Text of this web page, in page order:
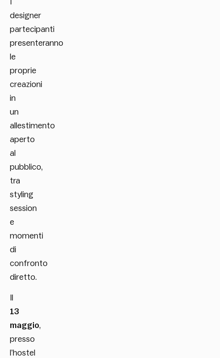
designer
partecipanti
presenteranno
le
proprie
creazioni
in
un
allestimento
aperto
al
pubblico,
tra
styling
session
e
momenti
di
confronto
diretto.
13
maggio,
presso
l’hostel